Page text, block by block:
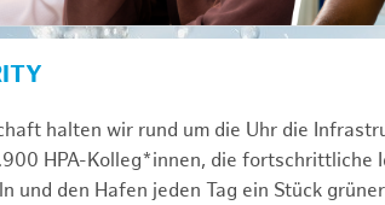
halten wir rund um die Uhr die
HPA-Kolleg*innen, die fortschrittliche
und den Hafen jeden Tag ein Stück